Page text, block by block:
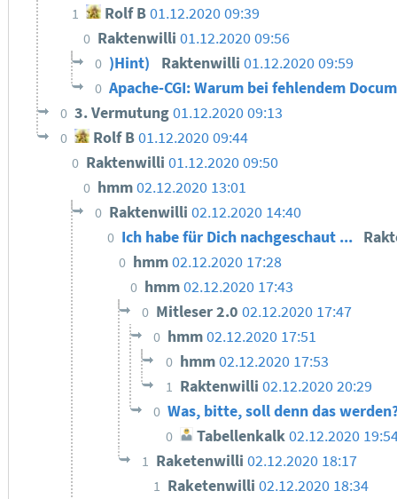
1 Rolf B 01.12.2020 09:39
0 Raktenwilli01.12.2020 09:56
0 )Hint) Raktenwilli01.12.2020 09:59
0 Apache-CGI: Warum bei fehlendem
0 3. Vermutung01.12.2020 09:13
0 Rolf B01.12.2020 09:44
0 Raktenwilli 01.12.2020 09:50
0 hmm02.12.2020 13:01
0 Raktenwilli02.12.2020 14:40
0 Ich habe für Dich nachgeschaut ...
0 hmm02.12.2020 17:28
0 hmm02.12.2020 17:43
0 Mitleser 2.002.12.2020 17:47
0 hmm02.12.2020 17:51
0 hmm02.12.2020 17:53
1 Raktenwilli 02.12.2020 20:29
0 Was, bitte, soll denn das
0 Tabellenkalk02.12.2020
1 Raketenwilli02.12.2020 18:17
1 Raketenwilli02.12.2020 18:34